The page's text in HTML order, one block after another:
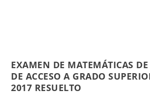
EXAMEN DE MATEMÁTICAS
DE ACCESO A GRADO
2017 RESUELTO